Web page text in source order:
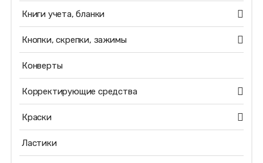
Книги учета, бланки
Кнопки, скрепки, зажимы
Конверты
Корректирующие средства
Краски
Ластики